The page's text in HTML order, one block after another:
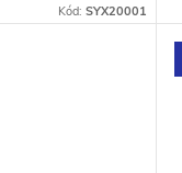
Kód:SYX20001